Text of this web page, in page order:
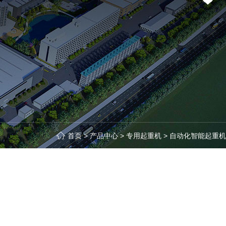
首页>产品中心> 专用起重机 > 自动化智能起重机